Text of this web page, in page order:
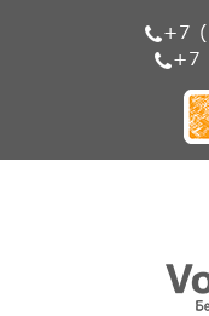
+7
+7